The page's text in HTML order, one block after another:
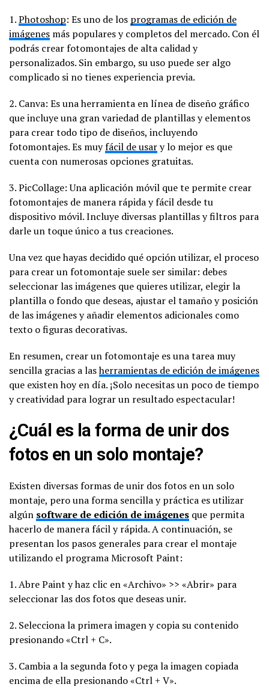
1.Photoshop: Es uno de los programas de edición de
imágenes más populares y completos del mercado. Con él
podrás crear fotomontajes de alta calidad y
personalizados. Sin embargo, su uso puede ser algo
complicado si no tienes experiencia previa.
2. Canva: Es una herramienta en línea de diseño gráfico
que incluye una gran variedad de plantillas y elementos
para crear todo tipo de diseños, incluyendo
fotomontajes. Es muyfácil de usary lo mejor es que
cuenta con numerosas opciones gratuitas.
3. PicCollage: Una aplicación móvil que te permite crear
fotomontajes de manera rápida y fácil desde tu
dispositivo móvil. Incluye diversas plantillas y filtros para
darle un toque único a tus creaciones.
Una vez que hayas decidido qué opción utilizar, el proceso
para crear un fotomontaje suele ser similar: debes
seleccionar las imágenes que quieres utilizar, elegir la
plantilla o fondo que deseas, ajustar el tamaño y posición
de las imágenes y añadir elementos adicionales como
texto o figuras decorativas.
En resumen, crear un fotomontaje es una tarea muy
sencilla gracias a lasherramientas de edición de imágenes
que existen hoy en día. ¡Solo necesitas un poco de tiempo
y creatividad para lograr un resultado espectacular!
¿Cuál es la forma de unir dos
fotos en un solo montaje?
Existen diversas formas de unir dos fotos en un solo
montaje, pero una forma sencilla y práctica es utilizar
algún software de edición de imágenes que permita
hacerlo de manera fácil y rápida. A continuación, se
presentan los pasos generales para crear el montaje
utilizando el programa Microsoft Paint:
1. Abre Paint y haz clic en «Archivo» >> «Abrir» para
seleccionar las dos fotos que deseas unir.
2. Selecciona la primera imagen y copia su contenido
presionando «Ctrl + C».
3. Cambia a la segunda foto y pega la imagen copiada
encima de ella presionando «Ctrl + V».